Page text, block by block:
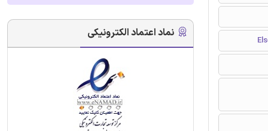
نماد اعتماد الکترونیکی